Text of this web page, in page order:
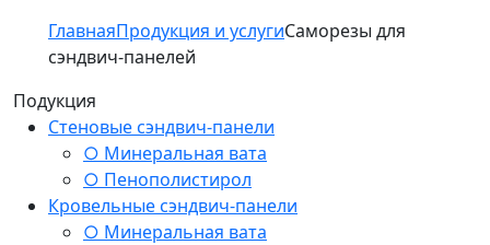
ГлавнаяПродукция и услугиСаморезы для
сэндвич-панелей
Подукция
Стеновые сэндвич-панели
○ Минеральная вата
○ Пенополистирол
Кровельные сэндвич-панели
○ Минеральная вата